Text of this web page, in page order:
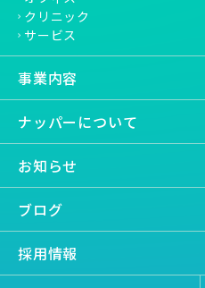
クリニック
サービス
事業内容
ナッパーについて
お知らせ
ブログ
採用情報